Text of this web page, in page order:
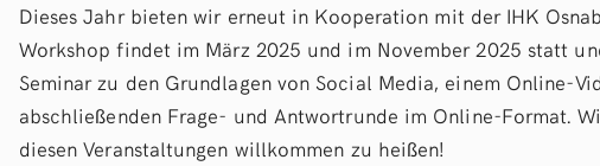
Dieses Jahr bieten wir erneut in Kooperation mit der IHK
Workshop findet im März 2025 und im November 2025 statt
Seminar zu den Grundlagen von Social Media, einem Online-
abschließenden Frage- und Antwortrunde im Online-Format.
diesen Veranstaltungen willkommen zu heißen!